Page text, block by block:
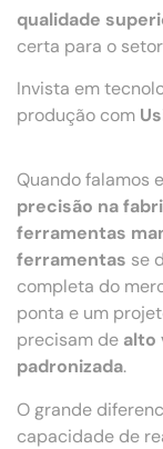
qualidade
certa para o
Invista em
produção com
Quando falamos
precisão na
ferramentas
ferramentas se
completa do
ponta e um
precisam de alto
padronizada.
O grande
capacidade de